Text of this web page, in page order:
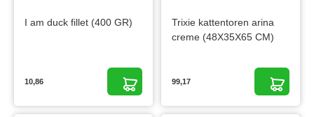
I am duck fillet (400 GR)
10,86
Trixie kattentoren arina
creme (48X35X65 CM)
99,17